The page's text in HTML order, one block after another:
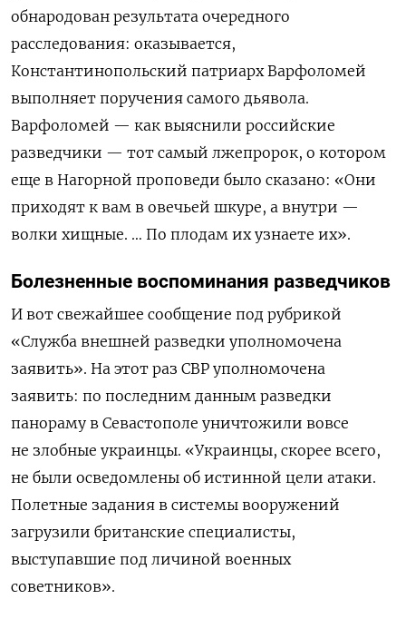
обнародован результата очередного
расследования: оказывается,
Константинопольский патриарх Варфоломей
выполняет поручения самого дьявола.
Варфоломей — как выяснили российские
разведчики — тот самый лжепророк, о котором
еще в Нагорной проповеди было сказано: «Они
приходят к вам в овечьей шкуре, а внутри —
волки хищные. … По плодам их узнаете их».
Болезненные воспоминания разведчиков
И вот свежайшее сообщение под рубрикой
«Служба внешней разведки уполномочена
заявить». На этот раз СВР уполномочена
заявить: по последним данным разведки
панораму в Севастополе уничтожили вовсе
не злобные украинцы. «Украинцы, скорее всего,
не были осведомлены об истинной цели атаки.
Полетные задания в системы вооружений
загрузили британские специалисты,
выступавшие под личиной военных
советников».